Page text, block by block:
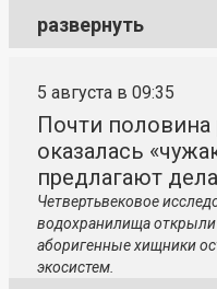
развернуть
5 августа в 09:35
Почти
оказалась
предлагают
Четвертьвековое
водохранилища
аборигенные хищники
экосистем.